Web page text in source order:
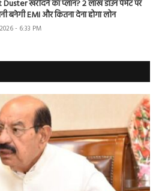
खरीदने का प्लान? 2 लाख डाउन पेमेंट पर
बनेगी EMI और कितना देना होगा लोन
- 6:33 PM